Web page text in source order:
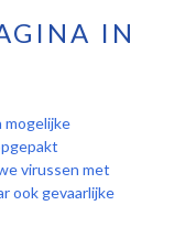
IN
mogelijke
virussen met
ook gevaarlijke